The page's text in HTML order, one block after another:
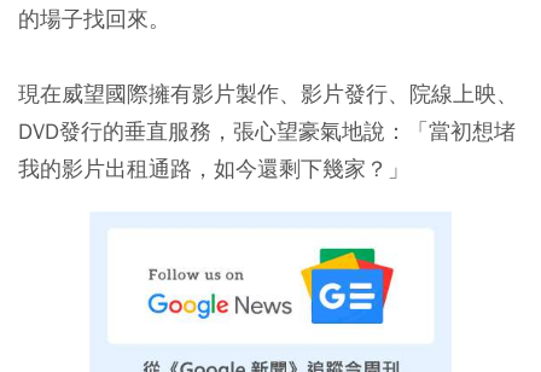
的場子找回來。
現在威望國際擁有影片製作、影片發行、院線上映、
DVD發行的垂直服務，張心望豪氣地說：「當初想堵
我的影片出租通路，如今還剩下幾家？」